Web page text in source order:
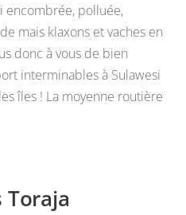
encombrée, polluée,
mais klaxons et vaches en
donc à vous de bien
interminables à Sulawesi
les îles ! La moyenne routière
Toraja